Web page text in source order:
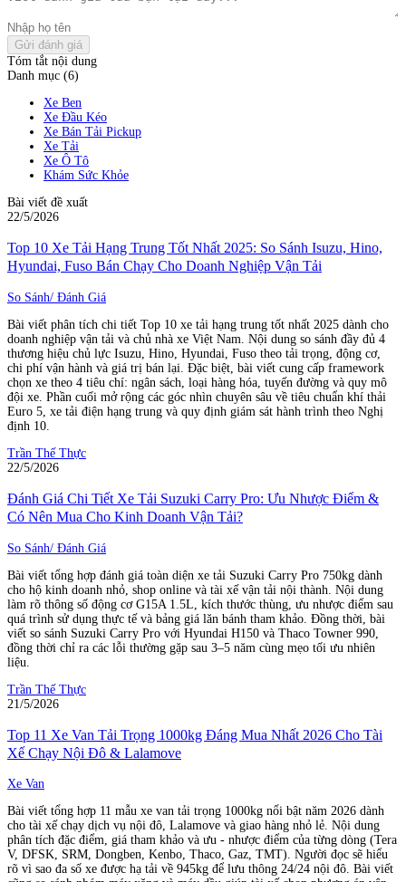
Gửi đánh giá
Tóm tắt nội dung
Danh mục (6)
Xe Ben
Xe Đầu Kéo
Xe Bán Tải Pickup
Xe Tải
Xe Ô Tô
Khám Sức Khỏe
Bài viết đề xuất
22/5/2026
Top 10 Xe Tải Hạng Trung Tốt Nhất 2025: So Sánh Isuzu, Hino,
Hyundai, Fuso Bán Chạy Cho Doanh Nghiệp Vận Tải
So Sánh/ Đánh Giá
Bài viết phân tích chi tiết Top 10 xe tải hạng trung tốt nhất 2025 dành cho
doanh nghiệp vận tải và chủ nhà xe Việt Nam. Nội dung so sánh đầy đủ 4
thương hiệu chủ lực Isuzu, Hino, Hyundai, Fuso theo tải trọng, động cơ,
chi phí vận hành và giá trị bán lại. Đặc biệt, bài viết cung cấp framework
chọn xe theo 4 tiêu chí: ngân sách, loại hàng hóa, tuyến đường và quy mô
đội xe. Phần cuối mở rộng các góc nhìn chuyên sâu về tiêu chuẩn khí thải
Euro 5, xe tải điện hạng trung và quy định giám sát hành trình theo Nghị
định 10.
Trần Thế Thực
22/5/2026
Đánh Giá Chi Tiết Xe Tải Suzuki Carry Pro: Ưu Nhược Điểm &
Có Nên Mua Cho Kinh Doanh Vận Tải?
So Sánh/ Đánh Giá
Bài viết tổng hợp đánh giá toàn diện xe tải Suzuki Carry Pro 750kg dành
cho hộ kinh doanh nhỏ, shop online và tài xế vận tải nội thành. Nội dung
làm rõ thông số động cơ G15A 1.5L, kích thước thùng, ưu nhược điểm sau
quá trình sử dụng thực tế và bảng giá lăn bánh tham khảo. Đồng thời, bài
viết so sánh Suzuki Carry Pro với Hyundai H150 và Thaco Towner 990,
đồng thời chỉ ra các lỗi thường gặp sau 3–5 năm cùng mẹo tối ưu nhiên
liệu.
Trần Thế Thực
21/5/2026
Top 11 Xe Van Tải Trọng 1000kg Đáng Mua Nhất 2026 Cho Tài
Xế Chạy Nội Đô & Lalamove
Xe Van
Bài viết tổng hợp 11 mẫu xe van tải trọng 1000kg nổi bật năm 2026 dành
cho tài xế chạy dịch vụ nội đô, Lalamove và giao hàng nhỏ lẻ. Nội dung
phân tích đặc điểm, giá tham khảo và ưu - nhược điểm của từng dòng (Tera
V, DFSK, SRM, Dongben, Kenbo, Thaco, Gaz, TMT). Người đọc sẽ hiểu
rõ vì sao đa số xe được hạ tải về 945kg để lưu thông 24/24 nội đô. Bài viết